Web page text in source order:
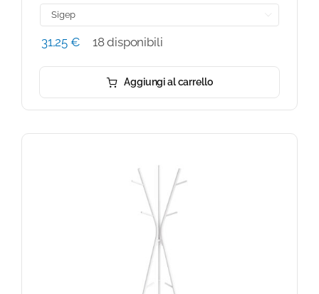
31,25 € 18 disponibili
Aggiungi al carrello